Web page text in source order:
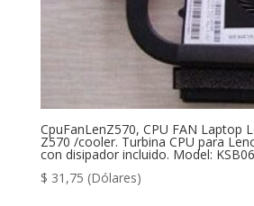
CpuFanLenZ570, CPU FAN Laptop
Z570 /cooler. Turbina CPU para
con disipador incluido. Model:
$ 31,75 (Dólares)